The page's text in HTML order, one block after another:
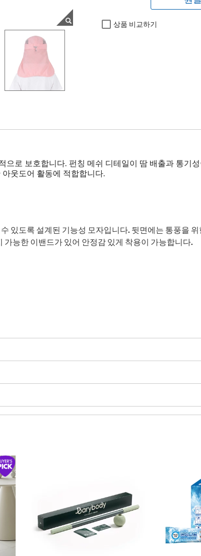
상품 비교하기
로 보호합니다. 펀칭 메쉬 디테일이 땀 배출과 통기
웃도어 활동에 적합합니다.
있도록 설계된 기능성 모자입니다. 뒷면에는 통풍을
능한 이밴드가 있어 안정감 있게 착용이 가능합니다.